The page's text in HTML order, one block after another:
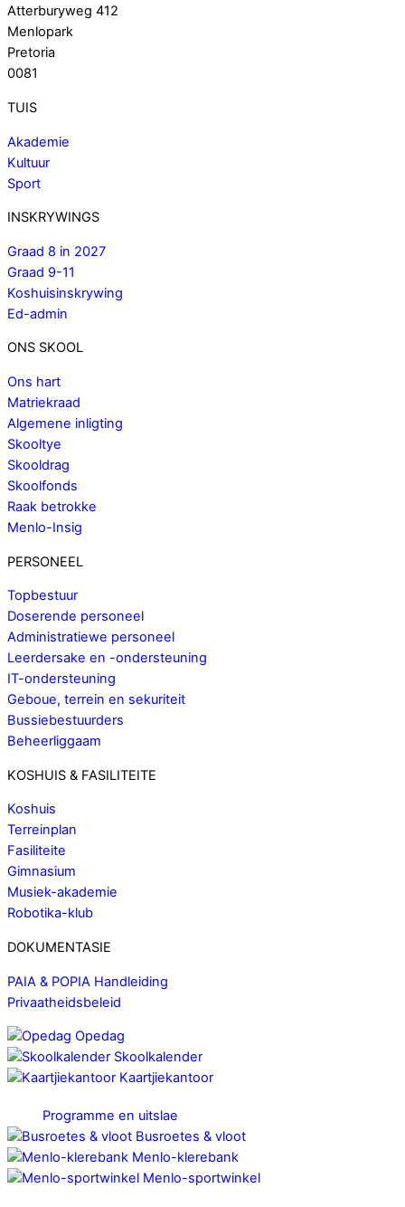
Atterburyweg 412
Menlopark
Pretoria
0081
TUIS
Akademie
Kultuur
Sport
INSKRYWINGS
Graad 8 in 2027
Graad 9-11
Koshuisinskrywing
Ed-admin
ONS SKOOL
Ons hart
Matriekraad
Algemene inligting
Skooltye
Skooldrag
Skoolfonds
Raak betrokke
Menlo-Insig
PERSONEEL
Topbestuur
Doserende personeel
Administratiewe personeel
Leerdersake en -ondersteuning
IT-ondersteuning
Geboue, terrein en sekuriteit
Bussiebestuurders
Beheerliggaam
KOSHUIS & FASILITEITE
Koshuis
Terreinplan
Fasiliteite
Gimnasium
Musiek-akademie
Robotika-klub
DOKUMENTASIE
PAIA & POPIA Handleiding
Privaatheidsbeleid
Opedag
Skoolkalender
Kaartjiekantoor
Programme en uitslae
Busroetes & vloot
Menlo-klerebank
Menlo-sportwinkel